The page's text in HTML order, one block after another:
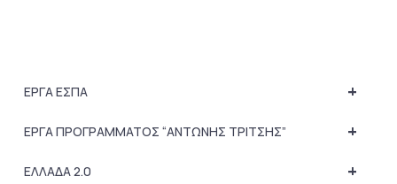
+
ΕΡΓΑ ΕΣΠΑ
+
ΕΡΓΑ ΠΡΟΓΡΑΜΜΑΤΟΣ “ΑΝΤΩΝΗΣ ΤΡΙΤΣΗΣ”
+
ΕΛΛΑΔΑ 2.0